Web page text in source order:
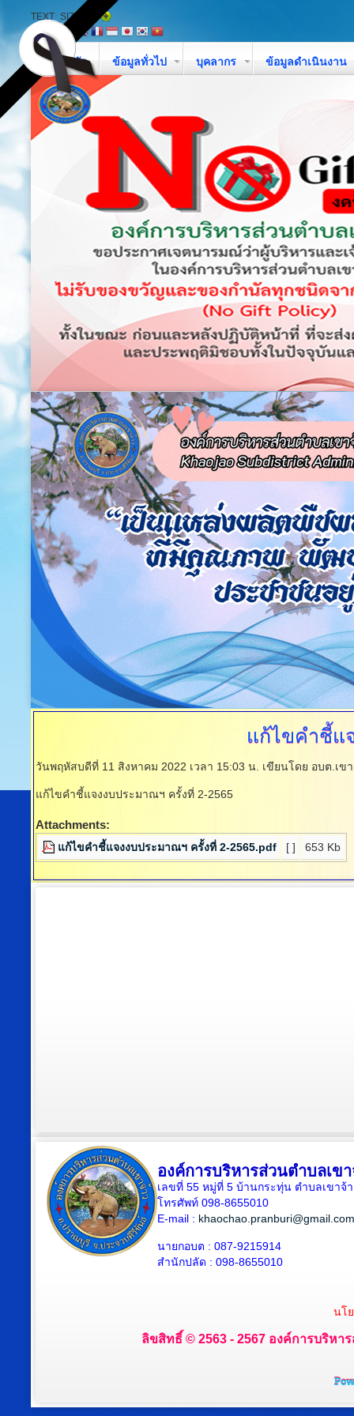
TEXT_SIZE
หน้าหลัก ข้อมูลทั่วไป บุคลากร ข้อมูลดำเนินงาน
แก้ไขคำชี้แ
วันพฤหัสบดีที่ 11 สิงหาคม 2022 เวลา 15:03 น. เขียนโดย อบต.เข
แก้ไขคำชี้แจงงบประมาณฯ ครั้งที่ 2-2565
Attachments:
แก้ไขคำชี้แจงงบประมาณฯ ครั้งที่ 2-2565.pdf [ ] 653 Kb
องค์การบริหารส่วนตำบลเข
เลขที่ 55 หมู่ที่ 5 บ้านกระทุ่น ตำบลเขาจ้
โทรศัพท์ 098-8655010
E-mail : khaochao.pranburi@gmail.com
นายกอบต : 087-9215914
สำนักปลัด : 098-8655010
นโ
ลิขสิทธิ์ © 2563 - 2567 องค์การบริหา